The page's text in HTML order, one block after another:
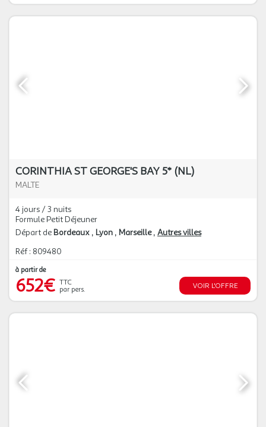
CORINTHIA ST GEORGE'S BAY 5* (NL)
MALTE
4 jours / 3 nuits
Formule Petit Déjeuner
Départ de Bordeaux Lyon Marseille Autres villes
Réf : 809480
à partir de
652€ TTC
par pers.
VOIR L'OFFRE